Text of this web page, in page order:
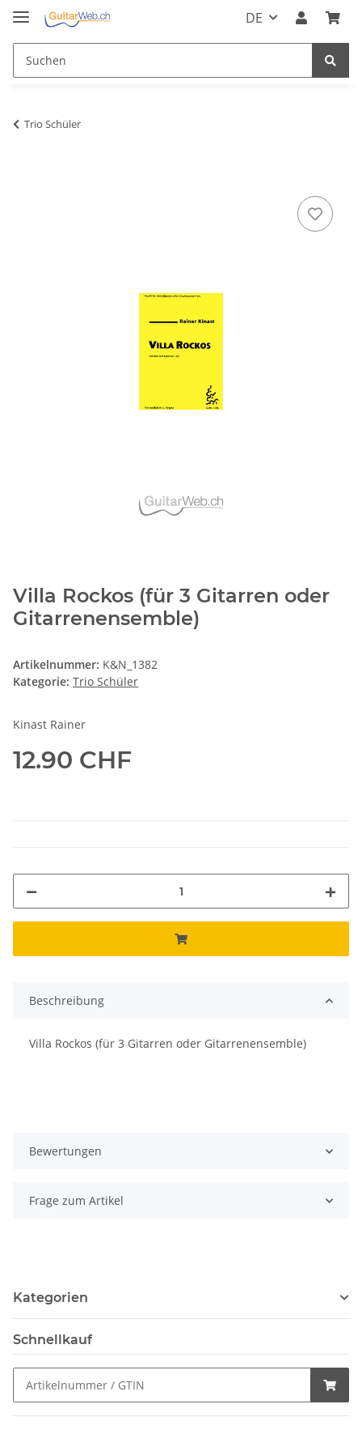
DE
Trio Schüler
Villa Rockos (für 3 Gitarren oder
Gitarrenensemble)
Artikelnummer: K&N_1382
Kategorie: Trio Schüler
Kinast Rainer
12.90 CHF
Beschreibung
Villa Rockos (für 3 Gitarren oder Gitarrenensemble)
Bewertungen
Frage zum Artikel
Kategorien
Schnellkauf